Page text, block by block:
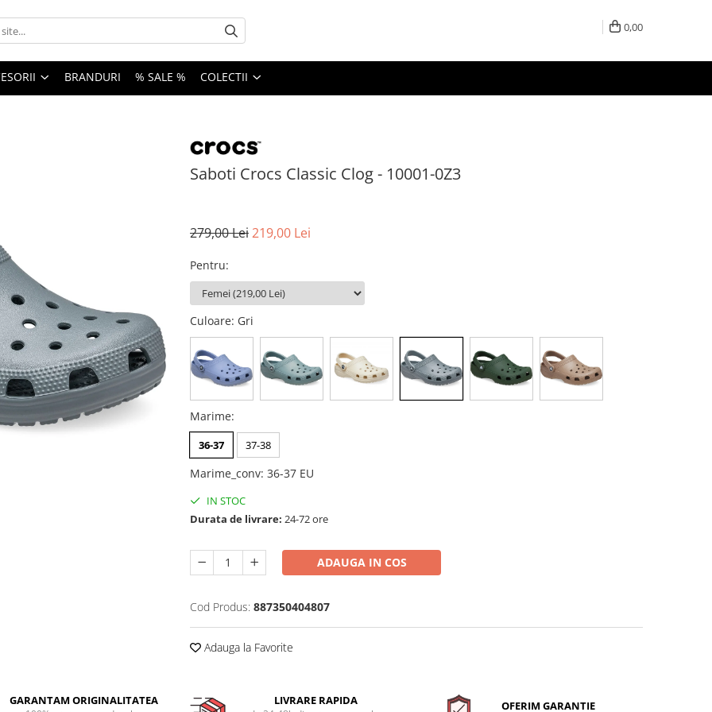
0,00
BRANDURI % SALE % COLECTII
Saboti Crocs Classic Clog - 10001-0Z3
279,00 Lei219,00 Lei
Pentru:
Culoare: Gri
Marime:
36-37 37-38
Marime_conv: 36-37 EU
IN STOC
Durata de livrare: 24-72 ore
ADAUGA IN COS
Cod Produs: 887350404807
Adauga la Favorite
GARANTAM ORIGINALITATEA LIVRARE RAPIDA OFERIM GARANTIE